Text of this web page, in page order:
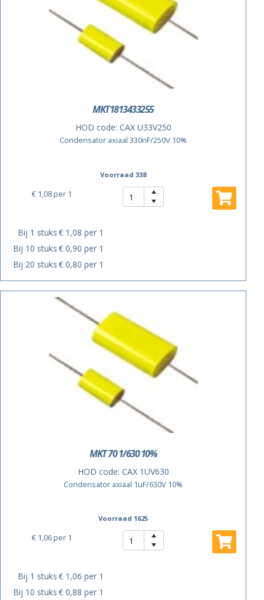
MKT1813433255
HOD code: CAX U33V250
Condensator axiaal 330nF/250V 10%
Voorraad 338
€ 1,08per 1
Bij 1 stuks€ 1,08 per 1
Bij 10 stuks€ 0,90 per 1
Bij 20 stuks€ 0,80 per 1
MKT 70 1/630 10%
HOD code: CAX 1UV630
Condensator axiaal 1uF/630V 10%
Voorraad 1625
€ 1,06per 1
Bij 1 stuks€ 1,06 per 1
Bij 10 stuks€ 0,88 per 1